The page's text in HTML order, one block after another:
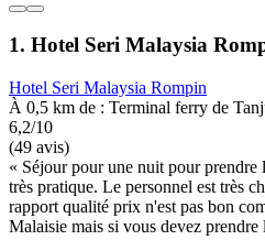
1. Hotel Seri Malaysia
Hotel Seri Malaysia Rompin
À 0,5 km de : Terminal ferry de
6,2/10
(49 avis)
« Séjour pour une nuit pour prendre
très pratique. Le personnel est très
rapport qualité prix n'est pas bon
Malaisie mais si vous devez